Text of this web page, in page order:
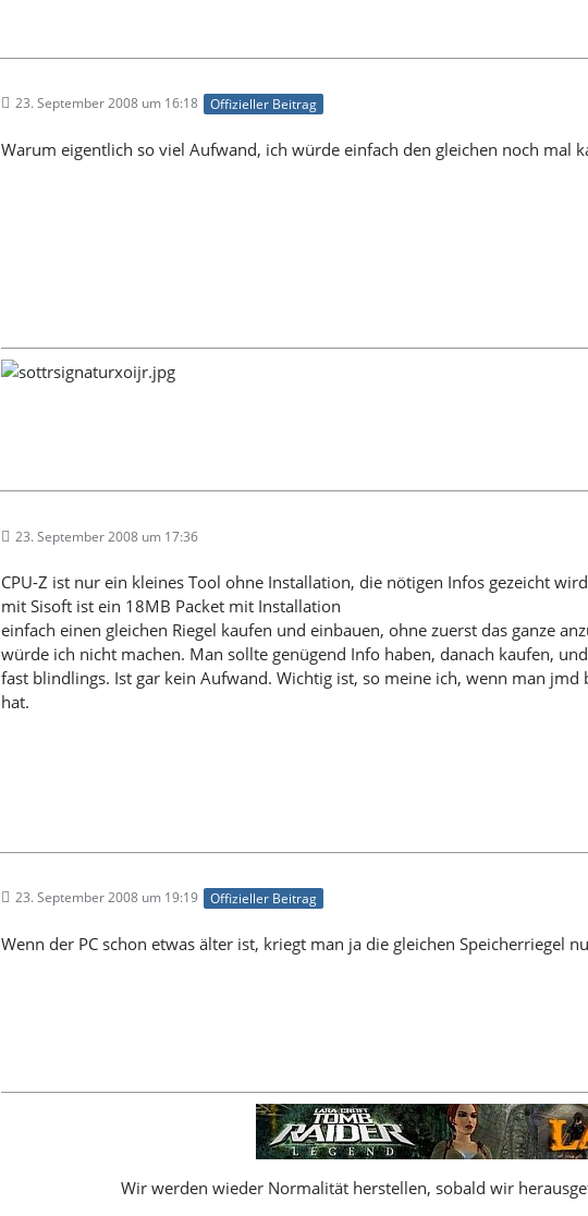
23. September 2008 um 16:18 Offizieller Beitrag
Warum eigentlich so viel Aufwand, ich würde einfach den gleichen noch mal
23. September 2008 um 17:36
CPU-Z ist nur ein kleines Tool ohne Installation, die nötigen Infos gezeicht wird
mit Sisoft ist ein 18MB Packet mit Installation
einfach einen gleichen Riegel kaufen und einbauen, ohne zuerst das ganze
würde ich nicht machen. Man sollte genügend Info haben, danach kaufen,
fast blindlings. Ist gar kein Aufwand. Wichtig ist, so meine ich, wenn man
hat.
23. September 2008 um 19:19 Offizieller Beitrag
Wenn der PC schon etwas älter ist, kriegt man ja die gleichen Speicherriegel
Wir werden wieder Normalität herstellen, sobald wir